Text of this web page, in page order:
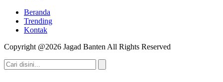
Beranda
Trending
Kontak
Copyright @2026 Jagad Banten All Rights Reserved